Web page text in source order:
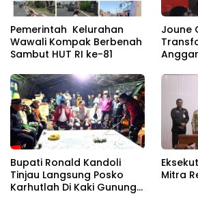
Pemerintah Kelurahan
Wawali Kompak Berbenah
Sambut HUT RI ke-81
Joune
Bupati Ronald Kandoli
Tinjau Langsung Posko
Karhutlah Di Kaki Gunung
Mitra